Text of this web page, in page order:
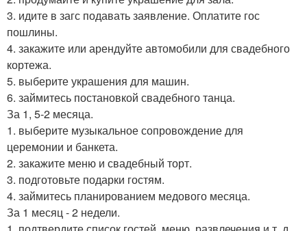
3. идите в загс подавать заявление. Оплатите гос
пошлины.
4. закажите или арендуйте автомобили для свадебного
кортежа.
5. выберите украшения для машин.
6. займитесь постановкой свадебного танца.
За 1, 5-2 месяца.
1. выберите музыкальное сопровождение для
церемонии и банкета.
2. закажите меню и свадебный торт.
3. подготовьте подарки гостям.
4. займитесь планированием медового месяца.
За 1 месяц - 2 недели.